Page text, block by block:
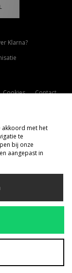
Klarna?
Cookies
Contact
akkoord met het
te
bij onze
aangepast in